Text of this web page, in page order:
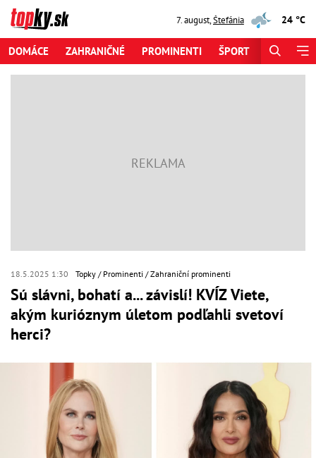
7. august,Štefánia 24 °C
DOMÁCE ZAHRANIČNÉ PROMINENTI ŠPORT
18.5.2025 1:30 Topky Prominenti Zahraniční prominenti
Sú slávni, bohatí a... závislí! KVÍZ Viete,
akým kurióznym úletom podľahli svetoví
herci?